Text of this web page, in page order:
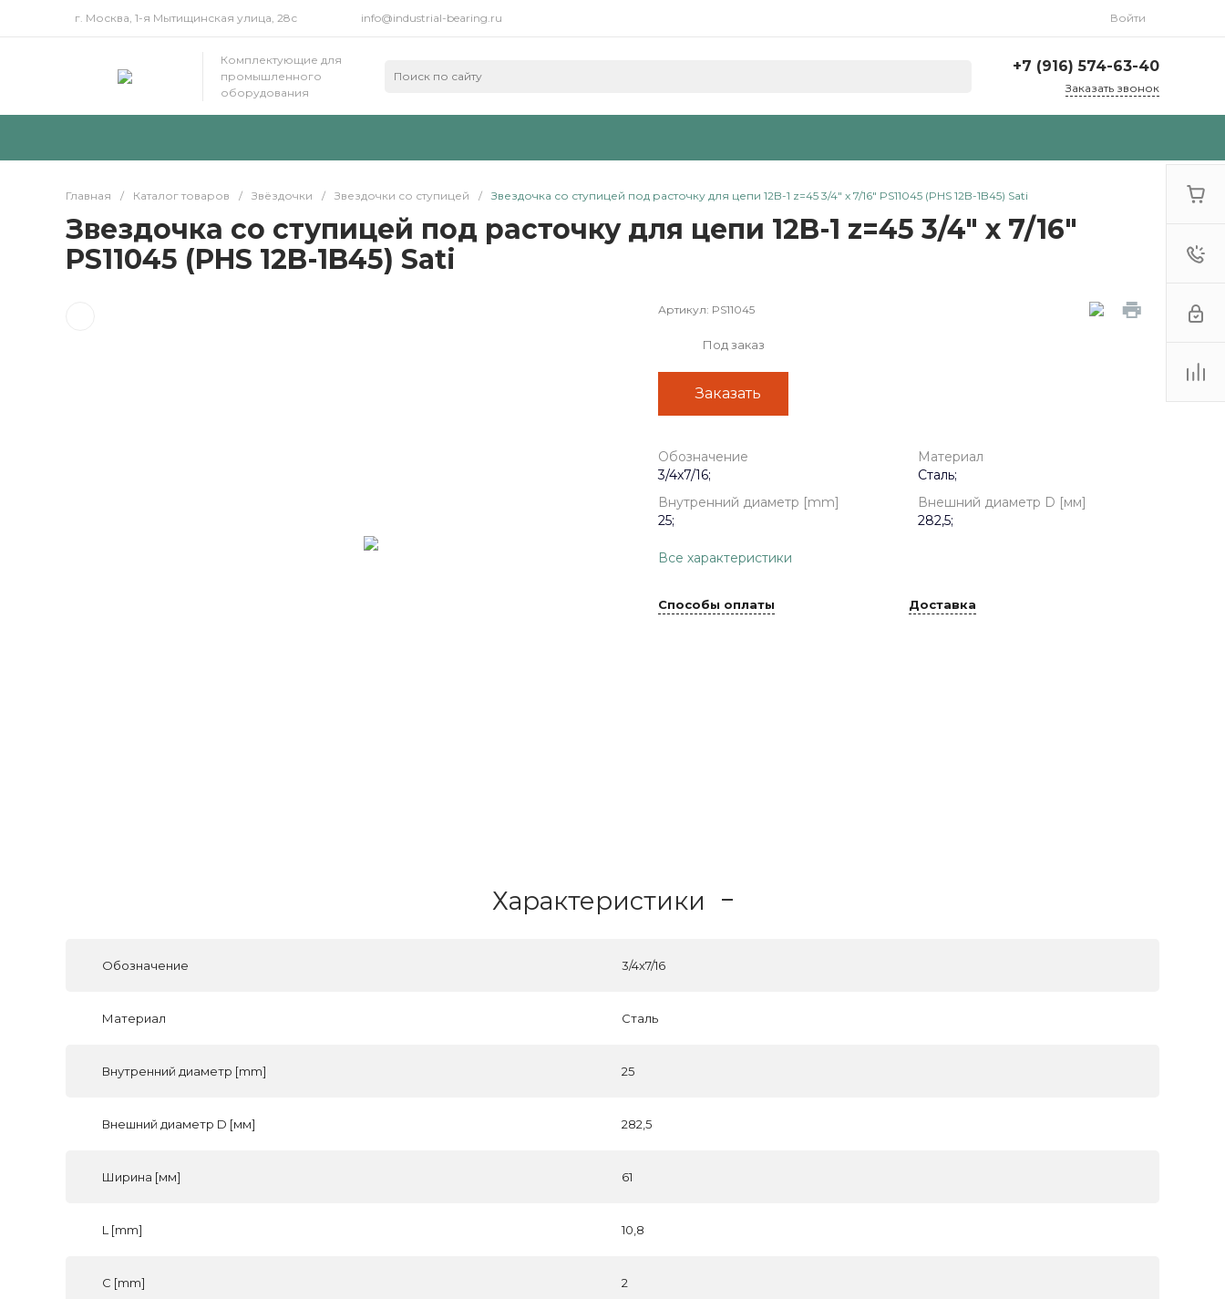
г. Москва, 1-я Мытищинская улица, 28с info@industrial-bearing.ru Войти
Комплектующие для
промышленного
оборудования
+7 (916) 574-63-40
Заказать звонок
Главная / Каталог товаров / Звёздочки / Звездочки со ступицей / Звездочка со ступицей под расточку для цепи 12B-1 z=45 3/4" x 7/16" PS11045 (PHS 12B-1B45) Sati
Звездочка со ступицей под расточку для цепи 12B-1 z=45 3/4" x 7/16"
PS11045 (PHS 12B-1B45) Sati
Артикул: PS11045
Под заказ
Заказать
Обозначение
3/4x7/16;
Материал
Сталь;
Внутренний диаметр [mm]
25;
Внешний диаметр D [мм]
282,5;
Все характеристики
Способы оплаты Доставка
Характеристики
Обозначение 3/4x7/16
Материал Сталь
Внутренний диаметр [mm] 25
Внешний диаметр D [мм] 282,5
Ширина [мм] 61
L [mm] 10,8
C [mm] 2